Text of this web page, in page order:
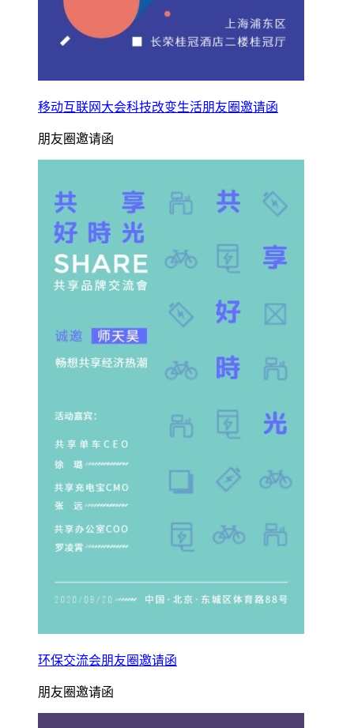
移动互联网大会科技改变生活朋友圈邀请函
朋友圈邀请函
环保交流会朋友圈邀请函
朋友圈邀请函